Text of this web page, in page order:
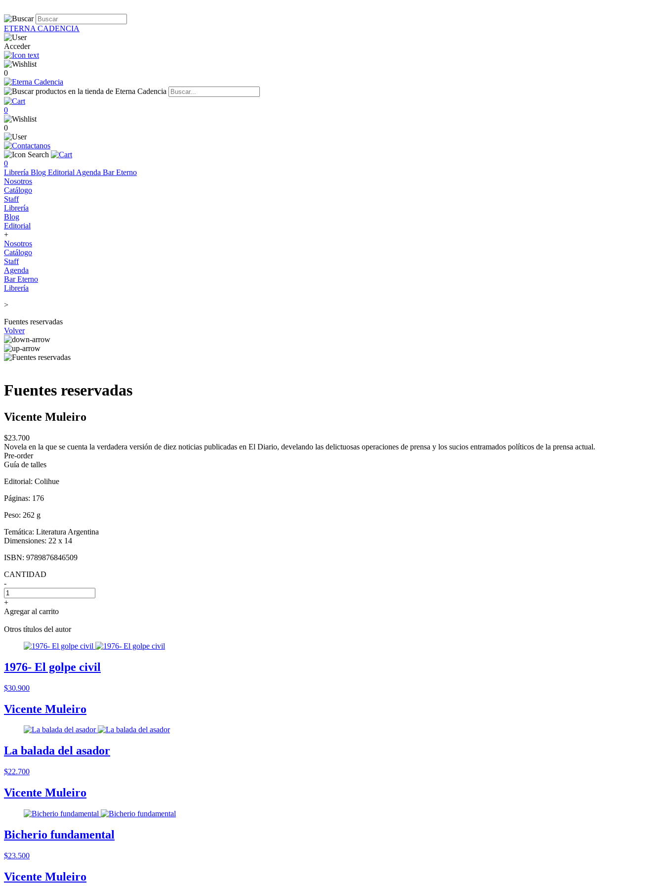
ETERNA CADENCIA
Acceder
0
0
0
0
Librería Blog Editorial Agenda Bar Eterno
Nosotros
Catálogo
Staff
Librería
Blog
Editorial
+
Nosotros
Catálogo
Staff
Agenda
Bar Eterno
Librería
>
Fuentes reservadas
Volver
Fuentes reservadas
Vicente Muleiro
$23.700
Novela en la que se cuenta la verdadera versión de diez noticias publicadas en El Diario, develando las delictuosas operaciones de prensa y los sucios entramados políticos de la prensa actual.
Pre-order
Guía de talles
Editorial: Colihue
Páginas: 176
Peso: 262 g
Temática: Literatura Argentina
Dimensiones: 22 x 14
ISBN: 9789876846509
CANTIDAD
-
+
Agregar al carrito
Otros títulos del autor
1976- El golpe civil
$30.900
Vicente Muleiro
La balada del asador
$22.700
Vicente Muleiro
Bicherio fundamental
$23.500
Vicente Muleiro